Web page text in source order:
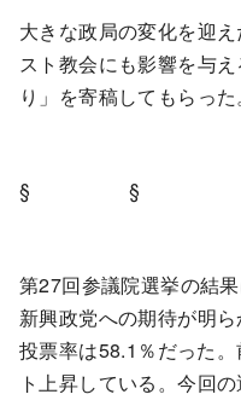
大きな政局の変化を迎
スト教会にも影響を与
り」を寄稿してもらった
§ §
第27回参議院選挙の結
新興政党への期待が明ら
投票率は58.1％だった
ト上昇している。今回